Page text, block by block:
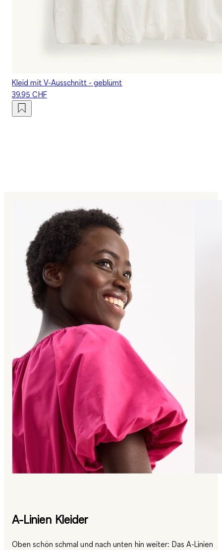
Kleid mit V-Ausschnitt - geblümt
39.95 CHF
A-Linien Kleider
Oben schön schmal und nach unten hin weiter: Das A-Linien